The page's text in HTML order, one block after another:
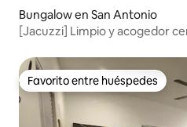
Bungalow en San Antonio
[Jacuzzi] Limpio y acogedor
Favorito entre huéspedes
Favorito entre huéspedes